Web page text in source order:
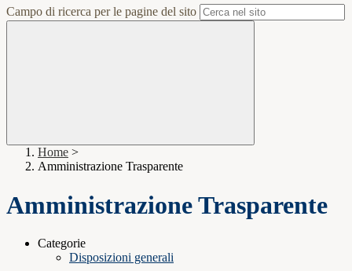
Campo di ricerca per le pagine del sito
Home >
Amministrazione Trasparente
Amministrazione Trasparente
Categorie
Disposizioni generali